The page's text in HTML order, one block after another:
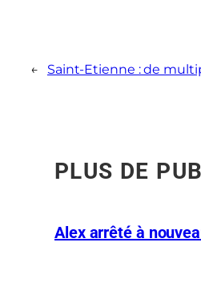
← Saint-Etienne : de
PLUS DE
Alex arrêté à